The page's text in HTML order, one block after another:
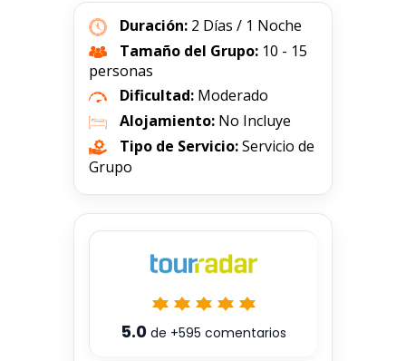
Duración: 2 Días / 1 Noche
Tamaño del Grupo: 10 - 15
personas
Dificultad: Moderado
Alojamiento: No Incluye
Tipo de Servicio:Servicio de
Grupo
5.0 de +595 comentarios